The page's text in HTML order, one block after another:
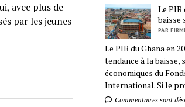
avec plus de
par les jeunes
Le PIB
baisse
PAR
Le PIB du Ghana en
tendance à la baisse,
économiques du
International. Si le
Commentaires sont